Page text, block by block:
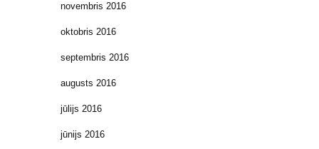
novembris 2016
oktobris 2016
septembris 2016
augusts 2016
jūlijs 2016
jūnijs 2016